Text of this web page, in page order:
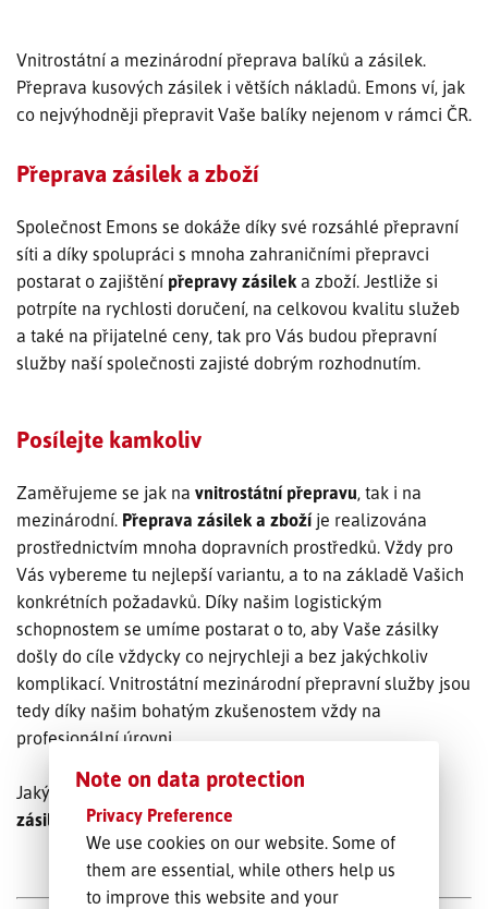
POPTÁVKA PŘEPRAVY
Vnitrostátní a mezinárodní přeprava balíků a zásilek.
Přeprava kusových zásilek i větších nákladů. Emons ví, jak
co nejvýhodněji přepravit Vaše balíky nejenom v rámci ČR.
Přeprava zásilek a zboží
Společnost Emons se dokáže díky své rozsáhlé přepravní
síti a díky spolupráci s mnoha zahraničními přepravci
postarat o zajištění přepravy zásileka zboží. Jestliže si
potrpíte na rychlosti doručení, na celkovou kvalitu služeb
a také na přijatelné ceny, tak pro Vás budou přepravní
služby naší společnosti zajisté dobrým rozhodnutím.
Posílejte kamkoliv
Zaměřujeme se jak na vnitrostátní přepravu, tak i na
mezinárodní. Přeprava zásilek a zbožíje realizována
prostřednictvím mnoha dopravních prostředků. Vždy pro
Vás vybereme tu nejlepší variantu, a to na základě Vašich
konkrétních požadavků. Díky našim logistickým
schopnostem se umíme postarat o to, aby Vaše zásilky
došly do cíle vždycky co nejrychleji a bez jakýchkoliv
komplikací. Vnitrostátní mezinárodní přepravní služby jsou
tedy díky našim bohatým zkušenostem vždy na
profesionální úrovni.
Jakými způsoby konkrétně probíhápřeprava kusových
zásilek
Note on data protection
Privacy Preference
We use cookies on our website. Some of
them are essential, while others help us
to improve this website and your